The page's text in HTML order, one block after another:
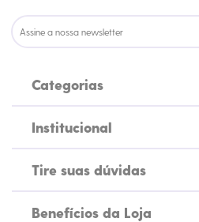
Categorias
Institucional
Tire suas dúvidas
Benefícios da Loja